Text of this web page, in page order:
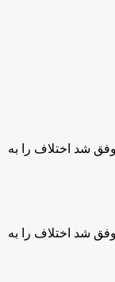
با استقلال موفق شد اختلاف را به
با استقلال موفق شد اختلاف را به